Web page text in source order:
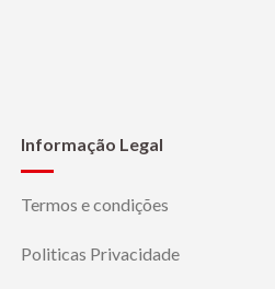
Informação Legal
Termos e condições
Politicas Privacidade